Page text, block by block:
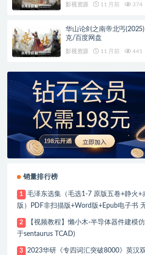
影视资源 11 月前 374
华山论剑之南帝北丐(2025) 4K 8集完结
克/百度网盘
影视资源 11 月前 441
销量排行榜
1
毛泽东选集（毛选1-7 原版五卷+静火+
版）PDF非扫描版+Word版+Epub电子书
2
【视频教程】懒小木-半导体器件建模
于sentaurus TCAD)
3
2023华研《专四词汇突破8000》英汉